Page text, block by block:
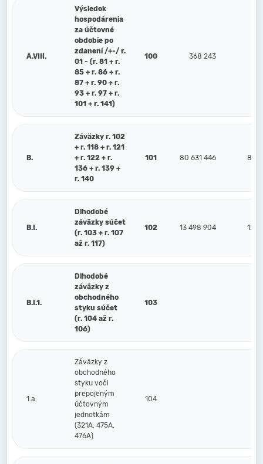
A.VIII.
Výsledok
hospodárenia
za účtovné
obdobie po
zdanení /+-/ r.
01 - (r. 81 + r.
85 + r. 86 + r.
87 + r. 90 + r.
93 + r. 97 + r.
101 + r. 141)
100 368 243
B.
Záväzky r. 102
+ r. 118 + r. 121
+ r. 122 + r.
136 + r. 139 +
r. 140
101 80 631 446 85
B.I.
Dlhodobé
záväzky súčet
(r. 103 + r. 107
až r. 117)
102 13 498 904 12
B.I.1.
Dlhodobé
záväzky z
obchodného
styku súčet
(r. 104 až r.
106)
103
1.a.
Záväzky z
obchodného
styku voči
prepojeným
účtovným
jednotkám
(321A, 475A,
476A)
104